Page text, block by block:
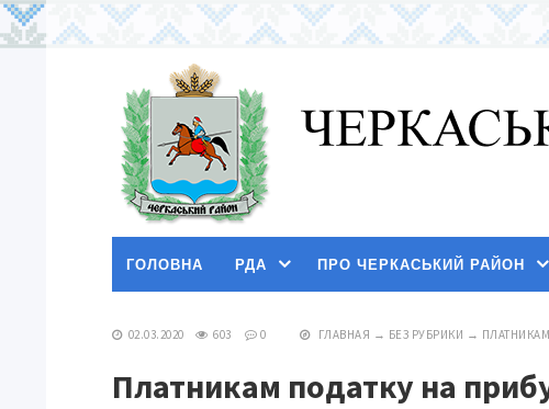
ГОЛОВНА РДА ПРО ЧЕРКАСЬКИЙ РАЙОН
02.03.2020 603 0 ГЛАВНАЯ → БЕЗ РУБРИКИ →
Платникам податку на